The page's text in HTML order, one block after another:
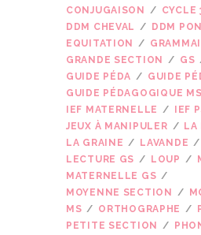
CONJUGAISON
CYCLE
DDM CHEVAL
DDM
EQUITATION
GRANDE SECTION
GS
GUIDE PÉDA
GUIDE
GUIDE PÉDAGOGIQUE MS
IEF MATERNELLE
IEF
JEUX À MANIPULER
LA
LA GRAINE
LAVANDE
LECTURE GS
LOUP
MATERNELLE GS
MOYENNE SECTION
MS
ORTHOGRAPHE
PETITE SECTION